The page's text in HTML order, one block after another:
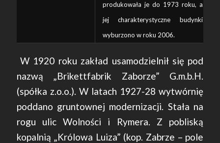
produkowała je do 1973 roku, a
jejcharakterystyczne budynki
wyburzono w roku 2006.
W 1920 roku zakład usamodzielnił się pod
nazwą „Brikettfabrik Zaborze” G.m.b.H.
(spółka z.o.o.). W latach 1927-28 wytwórnię
poddano gruntownej modernizacji. Stała na
rogu ulic Wolności i Rymera. Z pobliską
kopalnią „Królowa Luiza” (kop. Zabrze – pole